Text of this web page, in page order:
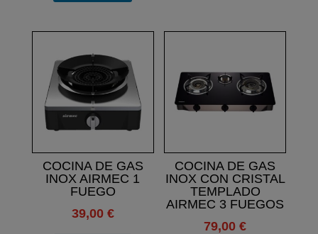
COCINA DE GAS
INOX AIRMEC 1
FUEGO
39,00 €
COCINA DE GAS
INOX CON CRISTAL
TEMPLADO
AIRMEC 3 FUEGOS
79,00€